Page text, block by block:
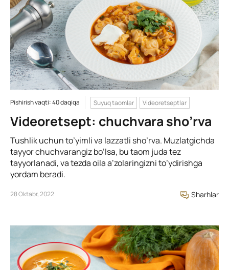
Pishirish vaqti: 40 daqiqa Suyuq taomlar Videoretseptlar
Videoretsept: chuchvara sho’rva
Tushlik uchun to’yimli va lazzatli sho’rva. Muzlatgichda
tayyor chuchvarangiz bo’lsa, bu taom juda tez
tayyorlanadi, va tezda oila a’zolaringizni to’ydirishga
yordam beradi.
28 Oktabr, 2022 Sharhlar